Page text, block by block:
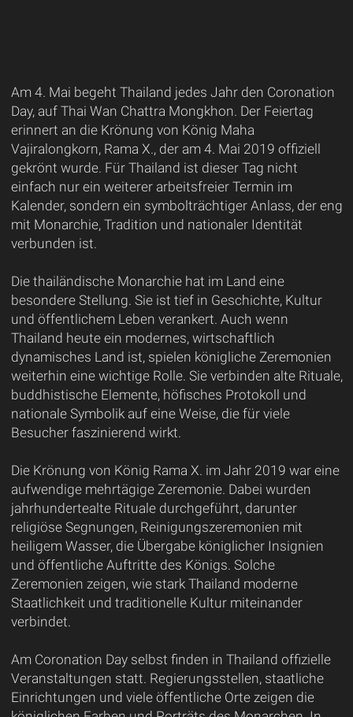
Am 4. Mai begeht Thailand jedes Jahr den Coronation
Day, auf Thai Wan Chattra Mongkhon. Der Feiertag
erinnert an die Krönung von König Maha
Vajiralongkorn, Rama X., der am 4. Mai 2019 offiziell
gekrönt wurde. Für Thailand ist dieser Tag nicht
einfach nur ein weiterer arbeitsfreier Termin im
Kalender, sondern ein symbolträchtiger Anlass, der eng
mit Monarchie, Tradition und nationaler Identität
verbunden ist.
Die thailändische Monarchie hat im Land eine
besondere Stellung. Sie ist tief in Geschichte, Kultur
und öffentlichem Leben verankert. Auch wenn
Thailand heute ein modernes, wirtschaftlich
dynamisches Land ist, spielen königliche Zeremonien
weiterhin eine wichtige Rolle. Sie verbinden alte Rituale,
buddhistische Elemente, höfisches Protokoll und
nationale Symbolik auf eine Weise, die für viele
Besucher faszinierend wirkt.
Die Krönung von König Rama X. im Jahr 2019 war eine
aufwendige mehrtägige Zeremonie. Dabei wurden
jahrhundertealte Rituale durchgeführt, darunter
religiöse Segnungen, Reinigungszeremonien mit
heiligem Wasser, die Übergabe königlicher Insignien
und öffentliche Auftritte des Königs. Solche
Zeremonien zeigen, wie stark Thailand moderne
Staatlichkeit und traditionelle Kultur miteinander
verbindet.
Am Coronation Day selbst finden in Thailand offizielle
Veranstaltungen statt. Regierungsstellen, staatliche
Einrichtungen und viele öffentliche Orte zeigen die